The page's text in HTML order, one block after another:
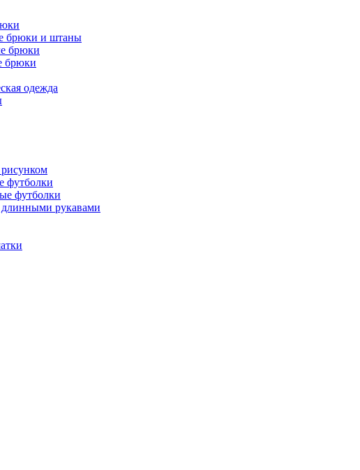
брюки и штаны
брюки
брюки
одежда
футболки
футболки
рукавами